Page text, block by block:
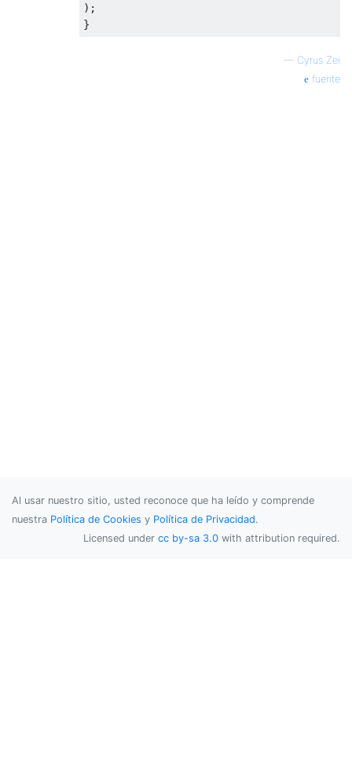
);
}
— Cyrus Zei
fuente
Al usar nuestro sitio, usted reconoce que ha leído y comprende
nuestra Política de Cookies y Política de Privacidad.
Licensed under cc by-sa 3.0 with attribution required.